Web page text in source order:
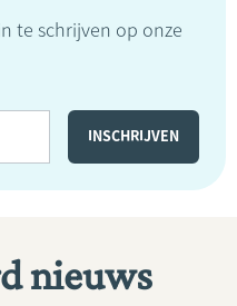
te schrijven op onze
nieuws